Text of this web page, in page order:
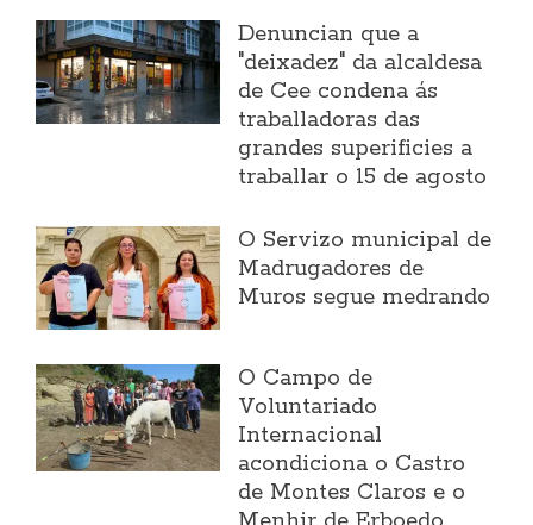
Denuncian que a
"deixadez" da alcaldesa
de Cee condena ás
traballadoras das
grandes superificies a
traballar o 15 de agosto
O Servizo municipal de
Madrugadores de
Muros segue medrando
O Campo de
Voluntariado
Internacional
acondiciona o Castro
de Montes Claros e o